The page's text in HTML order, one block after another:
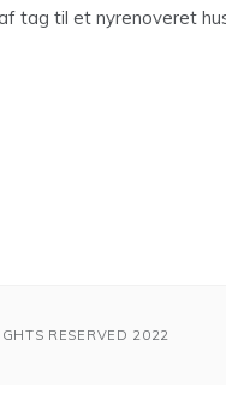
tag til et nyrenoveret
RESERVED 2022